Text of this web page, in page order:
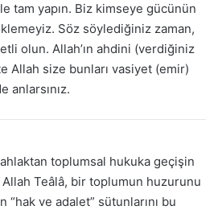
tam yapın. Biz kimseye gücünün
Söz söylediğiniz zaman,
olun. Allah’ın ahdini (verdiğiniz
Allah size bunları vasiyet (emir)
anlarsınız.
toplumsal hukuka geçişin
Teâlâ, bir toplumun huzurunu
ve adalet” sütunlarını bu